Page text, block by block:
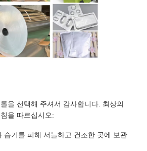
늄
을 선택해 주셔서 감사합니다. 최상의
을 따르십시오:
습기를 피해 서늘하고 건조한 곳에 보관